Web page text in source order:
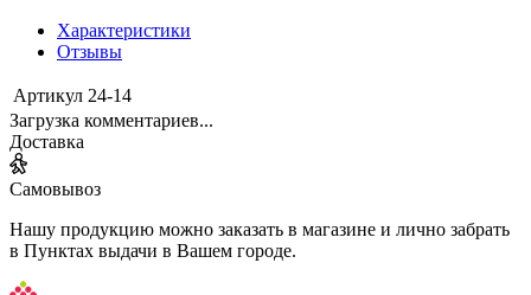
Характеристики
Отзывы
Артикул 24-14
Загрузка комментариев...
Доставка
Самовывоз
Нашу продукцию можно заказать в магазине и лично забрать
в Пунктах выдачи в Вашем городе.